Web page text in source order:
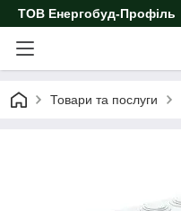
ТОВ Енергобуд-Профіль
Товари та послуги